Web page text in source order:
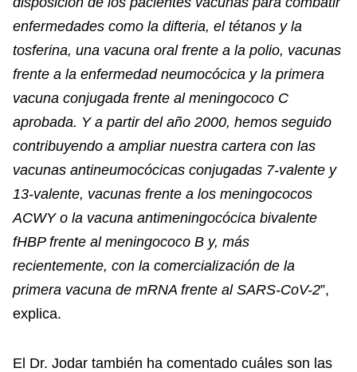
enfermedades como la difteria, el tétanos y la
tosferina, una vacuna oral frente a la polio, vacunas
frente a la enfermedad neumocócica y la primera
vacuna conjugada frente al meningococo C
aprobada. Y a partir del año 2000, hemos seguido
contribuyendo a ampliar nuestra cartera con las
vacunas antineumocócicas conjugadas 7-valente y
13-valente, vacunas frente a los meningococos
ACWY o la vacuna antimeningocócica bivalente
fHBP frente al meningococo B y, más
recientemente, con la comercialización de la
primera vacuna de mRNA frente al SARS-CoV-2”,
explica.
El Dr. Jodar también ha comentado cuáles son las